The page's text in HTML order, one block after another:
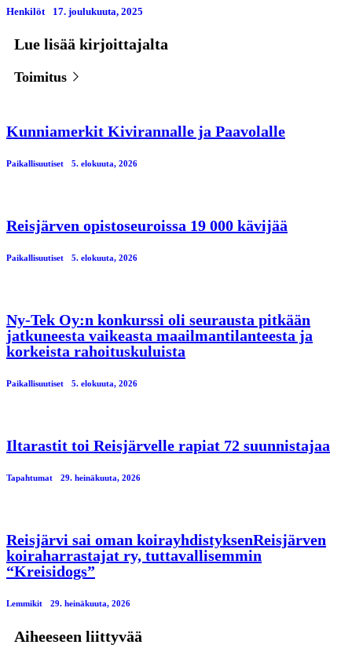
Henkilöt 17. јoulukuuta, 2025
Lue lisää kirjoittajalta
Toimitus
Kunniamerkit Kivirannalle ja Paavolalle
Paikallisuutiset 5. elokuuta, 2026
Reisjärven opistoseuroissa 19 000 kävijää
Paikallisuutiset 5. elokuuta, 2026
Ny-Tek Oy:n konkurssi oli seurausta pitkään
jatkuneesta vaikeasta maailmantilanteesta ja
korkeista rahoituskuluista
Paikallisuutiset 5. elokuuta, 2026
Iltarastit toi Reisjärvelle rapiat 72 suunnistajaa
Tapahtumat 29. heinäkuuta, 2026
Reisjärvi sai oman koirayhdistyksenReisjärven
koiraharrastajat ry, tuttavallisemmin
“Kreisidogs”
Lemmikit 29. heinäkuuta, 2026
Aiheeseen liittyvää